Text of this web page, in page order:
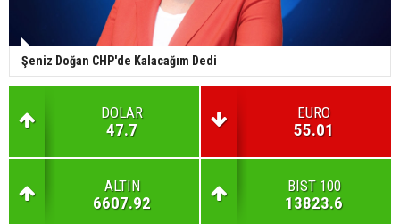
Şeniz Doğan CHP'de Kalacağım Dedi
DOLAR
47.7
EURO
55.01
ALTIN
6607.92
BIST 100
13823.6